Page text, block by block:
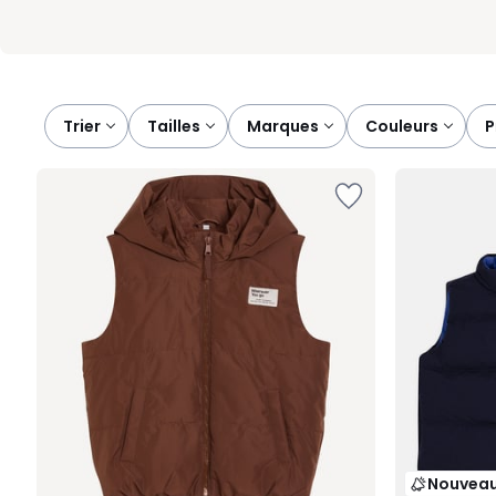
Trier tailles marques couleurs